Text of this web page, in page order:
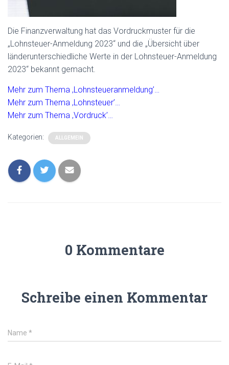
Die Finanzverwaltung hat das Vordruckmuster für die
„Lohnsteuer-Anmeldung 2023“ und die „Übersicht über
länderunterschiedliche Werte in der Lohnsteuer-Anmeldung
2023“ bekannt gemacht.
Mehr zum Thema ‚Lohnsteueranmeldung’…
Mehr zum Thema ‚Lohnsteuer’…
Mehr zum Thema ‚Vordruck’…
Kategorien: ALLGEMEIN
0 Kommentare
Schreibe einen Kommentar
Name *